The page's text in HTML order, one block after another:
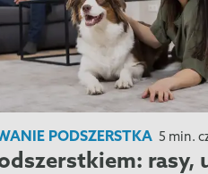
PODSZERSTKA 5 min.
rasy,